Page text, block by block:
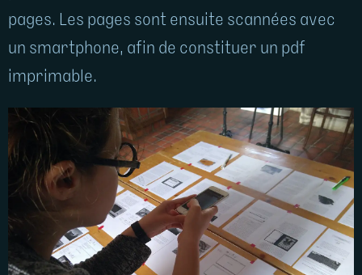
pages. Les pages sont ensuite scannées avec
un smartphone, afin de constituer un pdf
imprimable.